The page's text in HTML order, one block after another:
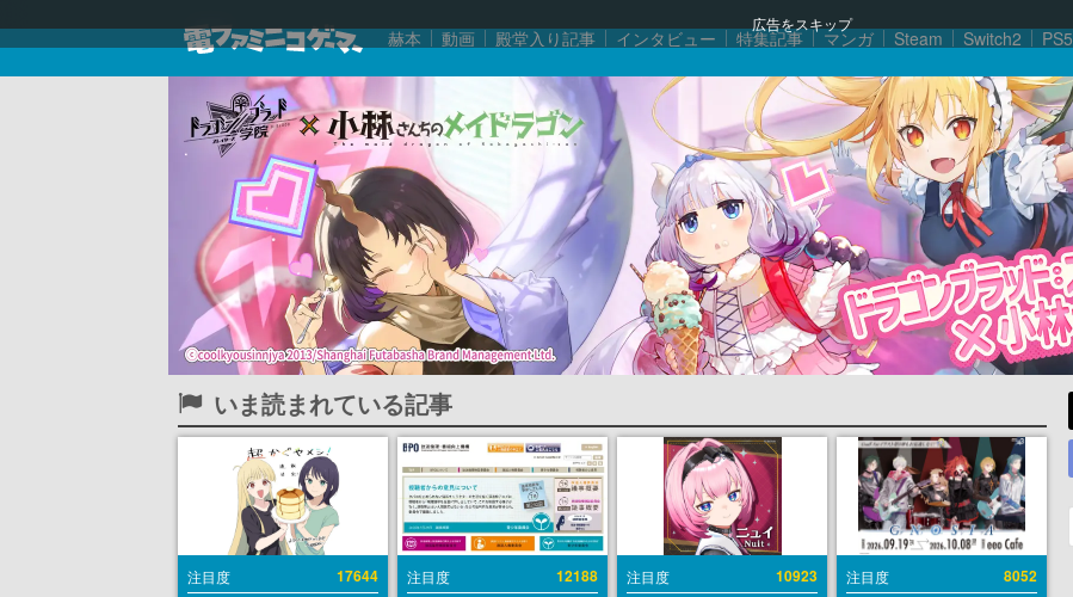
広告をスキップ
赫本 動画 殿堂入り記事 インタビュー 特集記事 マンガ Steam Switch2 PS5
いま読まれている記事
注目度 17644 注目度 12188 注目度 10923 注目度 8052